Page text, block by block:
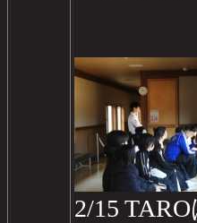
2/15